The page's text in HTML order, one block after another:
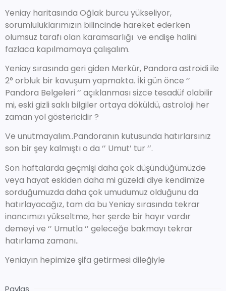
Yeniay haritasında Oğlak burcu yükseliyor,
sorumluluklarımızın bilincinde hareket ederken
olumsuz tarafı olan karamsarlığı ve endişe halini
fazlaca kapılmamaya çalışalım.
Yeniay sırasında geri giden Merkür, Pandora astroidi ile
2° orbluk bir kavuşum yapmakta. İki gün önce ‘’
Pandora Belgeleri ‘’ açıklanması sizce tesadüf olabilir
mi, eski gizli saklı bilgiler ortaya döküldü, astroloji her
zaman yol göstericidir ?
Ve unutmayalım..Pandoranın kutusunda hatırlarsınız
son bir şey kalmıştı o da ‘’ Umut’ tur ‘’.
Son haftalarda geçmişi daha çok düşündüğümüzde
veya hayat eskiden daha mi güzeldi diye kendimize
sorduğumuzda daha çok umudumuz olduğunu da
hatırlayacağız, tam da bu Yeniay sırasında tekrar
inancımızı yükseltme, her şerde bir hayır vardır
demeyi ve ‘’ Umutla ‘’ geleceğe bakmayı tekrar
hatırlama zamanı..
Yeniayın hepimize şifa getirmesi dileğiyle
Paylaş